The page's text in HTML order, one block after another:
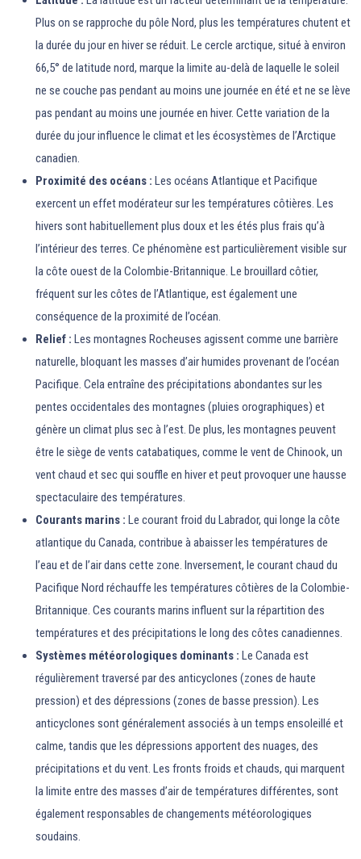
Plus on se rapproche du pôle Nord, plus les températures chutent et
la durée du jour en hiver se réduit. Le cercle arctique, situé à environ
66,5° de latitude nord, marque la limite au-delà de laquelle le soleil
ne se couche pas pendant au moins une journée en été et ne se lève
pas pendant au moins une journée en hiver. Cette variation de la
durée du jour influence le climat et les écosystèmes de l’Arctique
canadien.
Proximité des océans : Les océans Atlantique et Pacifique
exercent un effet modérateur sur les températures côtières. Les
hivers sont habituellement plus doux et les étés plus frais qu’à
l’intérieur des terres. Ce phénomène est particulièrement visible sur
la côte ouest de la Colombie-Britannique. Le brouillard côtier,
fréquent sur les côtes de l’Atlantique, est également une
conséquence de la proximité de l’océan.
Relief : Les montagnes Rocheuses agissent comme une barrière
naturelle, bloquant les masses d’air humides provenant de l’océan
Pacifique. Cela entraîne des précipitations abondantes sur les
pentes occidentales des montagnes (pluies orographiques) et
génère un climat plus sec à l’est. De plus, les montagnes peuvent
être le siège de vents catabatiques, comme le vent de Chinook, un
vent chaud et sec qui souffle en hiver et peut provoquer une hausse
spectaculaire des températures.
Courants marins : Le courant froid du Labrador, qui longe la côte
atlantique du Canada, contribue à abaisser les températures de
l’eau et de l’air dans cette zone. Inversement, le courant chaud du
Pacifique Nord réchauffe les températures côtières de la Colombie-
Britannique. Ces courants marins influent sur la répartition des
températures et des précipitations le long des côtes canadiennes.
Systèmes météorologiques dominants : Le Canada est
régulièrement traversé par des anticyclones (zones de haute
pression) et des dépressions (zones de basse pression). Les
anticyclones sont généralement associés à un temps ensoleillé et
calme, tandis que les dépressions apportent des nuages, des
précipitations et du vent. Les fronts froids et chauds, qui marquent
la limite entre des masses d’air de températures différentes, sont
également responsables de changements météorologiques
soudains.